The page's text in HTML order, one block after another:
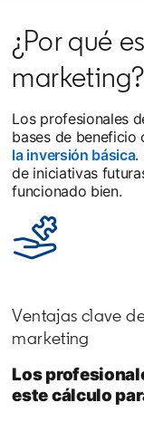
¿Por qué
marketing?
Los profesionales
bases de beneficio
la inversión básica.
de iniciativas
funcionado bien.
Ventajas clave
marketing
Los
este cálculo